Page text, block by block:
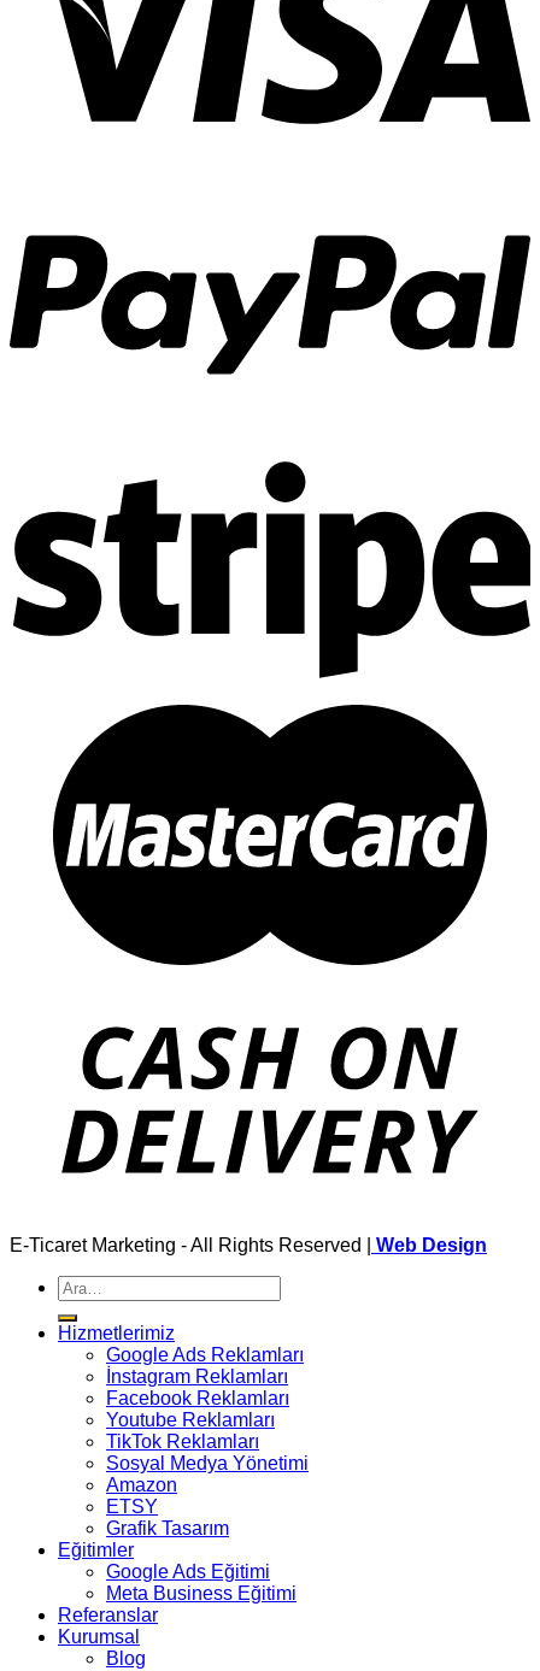
E-Ticaret Marketing - All Rights Reserved |
Web Design
Ara:
Hizmetlerimiz
Google Ads Reklamları
İnstagram Reklamları
Facebook Reklamları
Youtube Reklamları
TikTok Reklamları
Sosyal Medya Yönetimi
Amazon
ETSY
Grafik Tasarım
Eğitimler
Google Ads Eğitimi
Meta Business Eğitimi
Referanslar
Kurumsal
Blog